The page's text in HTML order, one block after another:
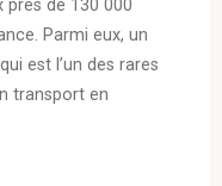
près de 130 000
Parmi eux, un
est l’un des rares
transport en